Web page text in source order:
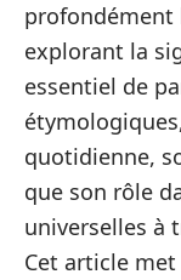
profondément
explorant la
essentiel de
quotidienne,
que son rôle
universelles à
Cet article